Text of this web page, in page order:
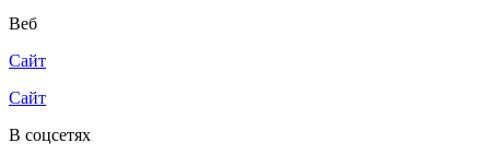
Веб
Сайт
Сайт
В соцсетях